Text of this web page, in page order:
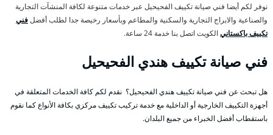
نوفر لكم أيضا فني صيانة تكييف الفحيحيل عبر خدمات متنوعة لكافة المنشآت التجارية
والصناعية والابراج التجارية والسكنية والمطاعم وبأسعار رخيصة جدا لطلب أفضلفني
تكييف باكستانيالكويت اتصل بنا خدمة 24 ساعة.
فني صيانة تكييف هندي الفحيحيل
هل تبحث عن فني صيانة تكييف هندي الفحيحيل؟ نقدم لكم كافة الخدمات المتعلقة في
أجهزة التكييف الخارجية أو الداخلية مع خدمة تركيب تكييف مركزي بكافة الأنواع كما نقوم
باستقطاب أفضل الخبراء من جميع البلدان.